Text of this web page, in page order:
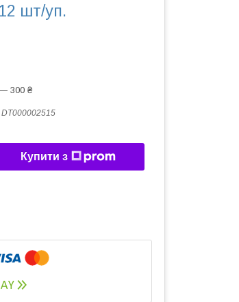
шт/уп.
300 ₴
DT000002515
Купити з